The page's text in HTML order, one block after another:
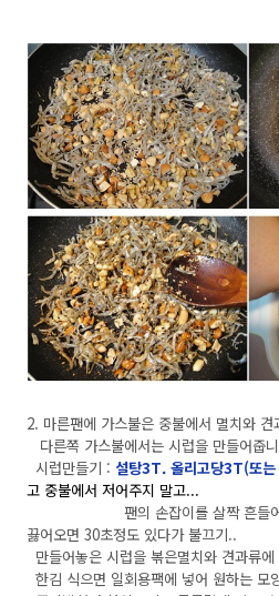
2. 마른팬에 가스불은 중불에서 멸치와
다른쪽 가스불에서는 시럽을 만들어줍
시럽만들기 : 설탕3T. 올리고당3T(또
고 중불에서 저어주지 말고...
팬의 손잡이를 살짝 흔들어 골
끓어오면 30초정도 있다가 불끄기..
만들어놓은 시럽을 볶은멸치와 견과류
한김 식으면 일회용팩에 넣어 원하는 모